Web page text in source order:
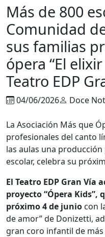
Más de 800
Comunidad
sus familias
ópera “El
Teatro EDP
04/06/2026 Doce
La Asociación Más que
profesionales del canto
las aulas una
escolar, celebra su
El Teatro EDP Gran Vía
proyecto “Ópera Kids”,
próximo 4 de junio con
de amor” de Donizetti,
gran coro infantil de más